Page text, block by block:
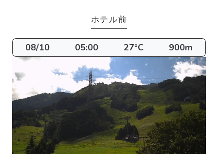
ホテル前